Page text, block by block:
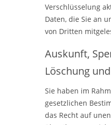
Verschlüsselung
Daten, die Sie an
von Dritten
Auskunft,
Löschung
Sie haben im
gesetzlichen
das Recht auf